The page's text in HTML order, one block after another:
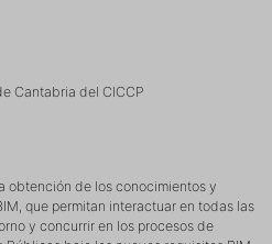
Cantabria del CICCP
obtención de los conocimientos y
que permitan interactuar en todas las
y concurrir en los procesos de